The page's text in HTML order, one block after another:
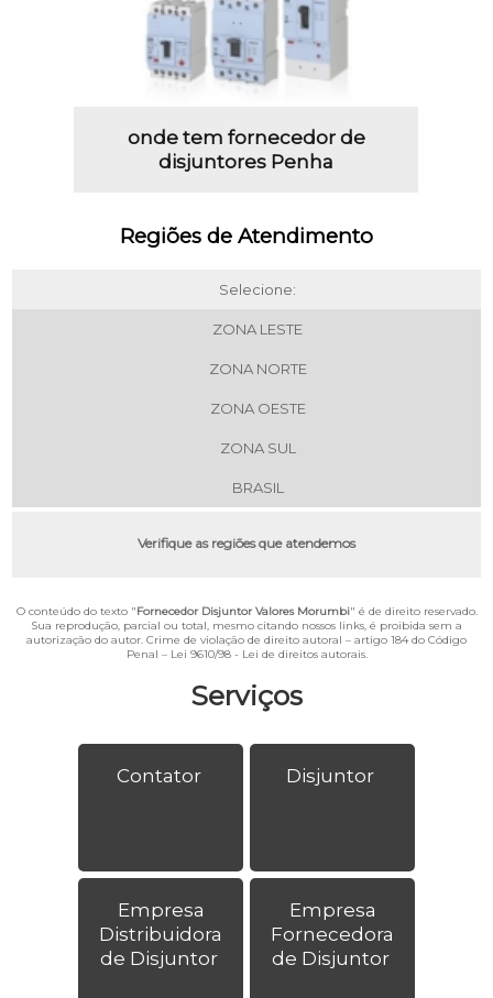
Serviços
Contator Disjuntor
Empresa
Distribuidora
de Disjuntor
Empresa
Fornecedora
de Disjuntor
onde tem fornecedor de
disjuntores Penha
Regiões de Atendimento
Selecione:
ZONA LESTE
ZONA NORTE
ZONA OESTE
ZONA SUL
BRASIL
Verifique as regiões que atendemos
O conteúdo do texto "Fornecedor Disjuntor Valores Morumbi" é de direito reservado.
Sua reprodução, parcial ou total, mesmo citando nossos links, é proibida sem a
autorização do autor. Crime de violação de direito autoral – artigo 184 do Código
Penal – Lei 9610/98 - Lei de direitos autorais.